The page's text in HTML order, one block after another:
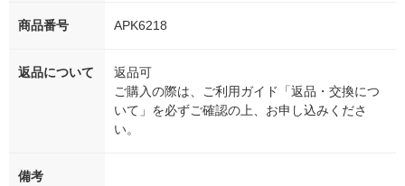
商品番号 APK6218
返品について
返品可
ご購入の際は、ご利用ガイド「返品・交換につ
いて」を必ずご確認の上、お申し込みくださ
い。
備考